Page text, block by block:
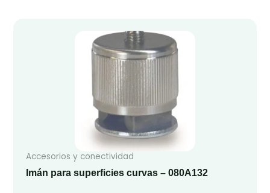
Accesorios y conectividad
Imán para superficies curvas – 080A132